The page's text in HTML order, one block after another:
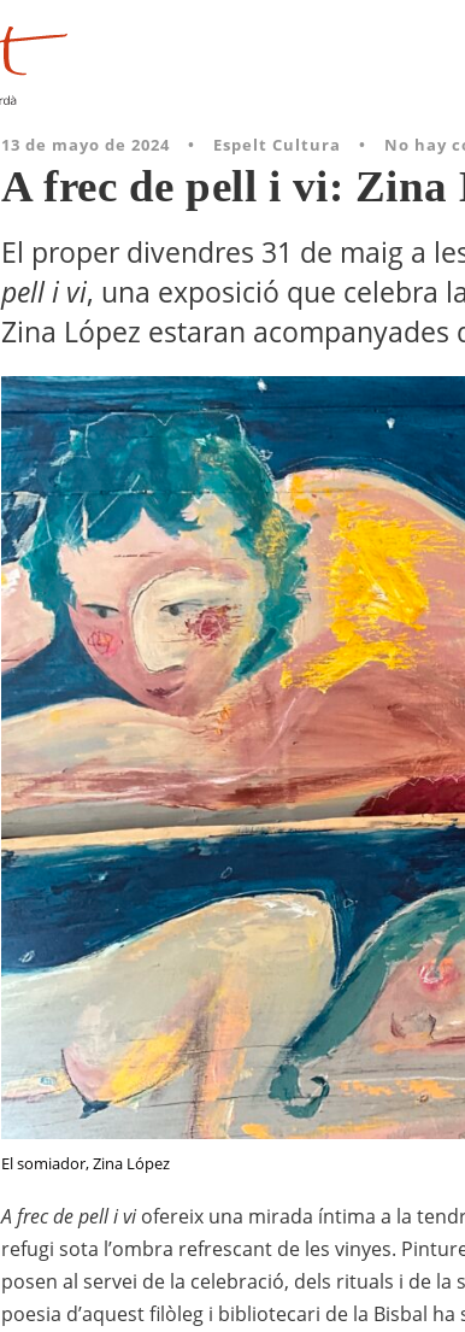
13 de mayo de 2024 • Espelt Cultura • No hay
A frec de pell i vi:
El proper divendres 31 de maig a
pell i vi, una exposició que celebra
Zina López estaran
El somiador, Zina López
A frec de pell i viofereix una mirada íntima a la
refugi sota l’ombra refrescant de les vinyes.
posen al servei de la celebració, dels rituals i de la
poesia d’aquest filòleg i bibliotecari de la Bisbal